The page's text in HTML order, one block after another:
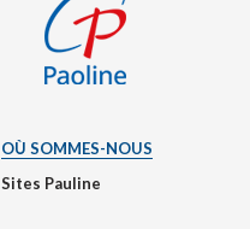
OÙ SOMMES-NOUS
Sites Pauline